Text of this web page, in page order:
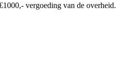
vergoeding van de overheid.